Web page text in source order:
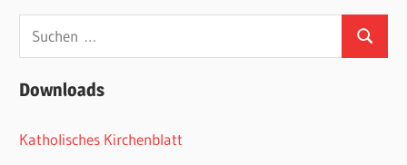
Suchen
nach:
Suchen
Downloads
Katholisches Kirchenblatt